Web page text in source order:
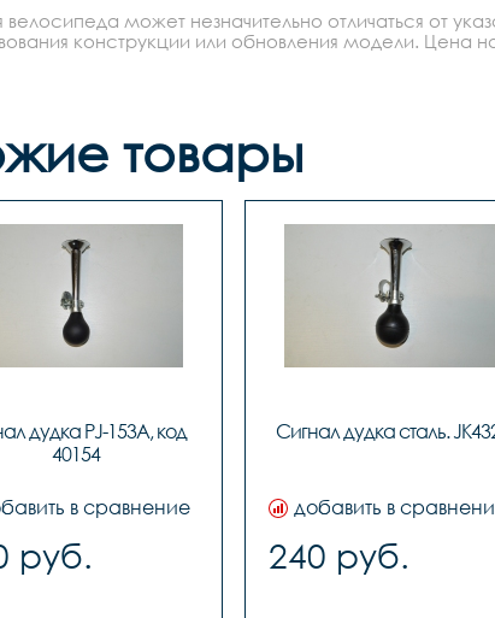
может незначительно отличаться от
конструкции или обновления модели. Цена на
товары
дудка PJ-153A, код
40154
в сравнение
руб.
Сигнал дудка сталь.
добавить в
240 руб.